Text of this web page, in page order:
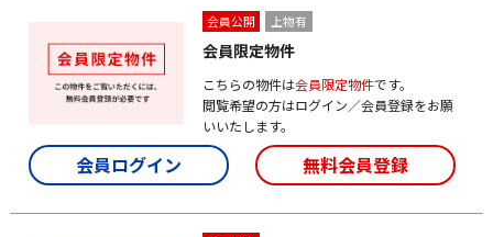
会員公開 上物有
会員限定物件
こちらの物件は会員限定物件です。
閲覧希望の方はログイン／会員登録をお願
いいたします。
会員ログイン 無料会員登録